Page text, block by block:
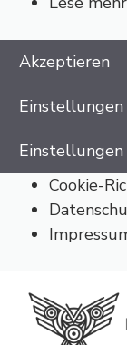
Akzeptieren
Einstellungen
Einstellungen
Cookie-
Inhalt
springen